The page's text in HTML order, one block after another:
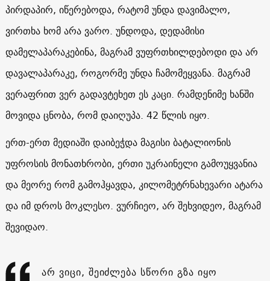
პირდაპირ, იწერებოდა, რატომ უნდა დავიმალო,
ვირთხა ხომ არა ვარო. უნდოდა, დედამისი
დამელაპარაკებინა, მაგრამ ვუფრთხილდებოდი და არ
დავალაპარაკე, როგორმე უნდა ჩამომეყვანა. მაგრამ
ვერაფრით ვერ გადავტეხეთ ეს კაცი. რამდენიმე ხანში
მოვიდა ცნობა, რომ დაიღუპა. 42 წლის იყო.
ერთ-ერთ მედიაში დაიბეჭდა მაგისი ბატალიონის
უფროსის მონათხრობი, ერთი უკრაინელი გამოუყვანია
და მეორე რომ გამოჰყავდა, კილომეტრნახევარი ატარა
და იმ დროს მოკლესო. ვურჩიეო, არ შეხვიდეო, მაგრამ
შევიდაო.
არ ვიცი, შეიძლება სწორი გზა იყო